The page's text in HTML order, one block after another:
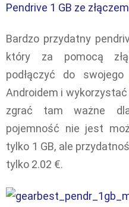
Pendrive 1 GB ze
Bardzo przydatny
który za pomocą
podłączyć do swojego
Androidem i
zgrać tam ważne
pojemność nie jest
tylko 1 GB, ale
tylko 2.02 €.